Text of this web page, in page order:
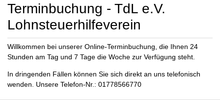
Terminbuchung - TdL e.V.
Lohnsteuerhilfeverein
Willkommen bei unserer Online-Terminbuchung, die Ihnen 24
Stunden am Tag und 7 Tage die Woche zur Verfügung steht.
In dringenden Fällen können Sie sich direkt an uns telefonisch
wenden. Unsere Telefon-Nr.: 01778566770